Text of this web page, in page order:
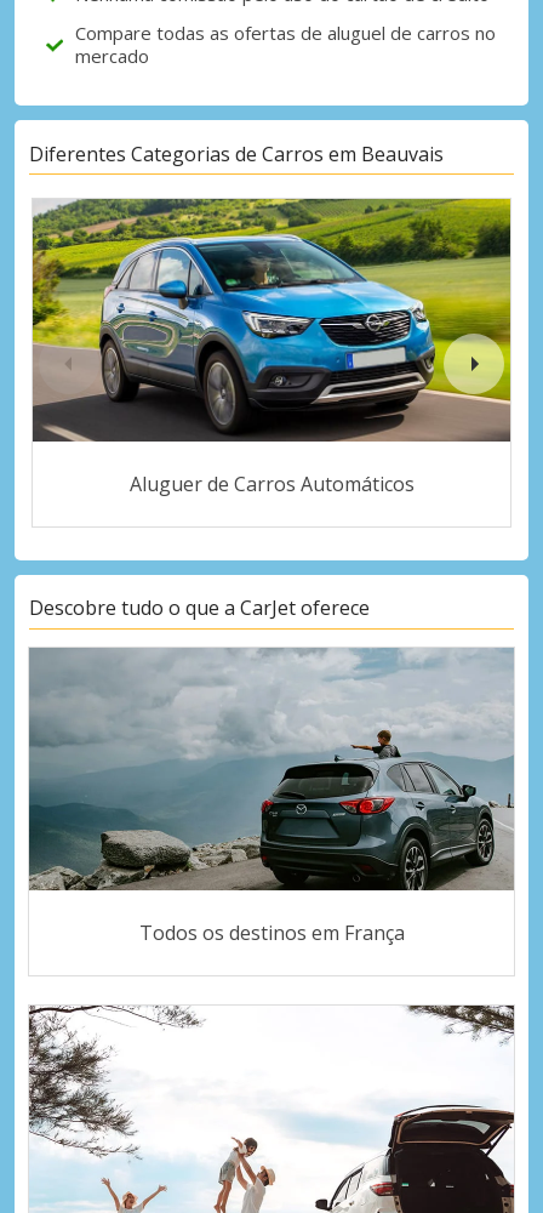
Compare todas as ofertas de aluguel de carros no
mercado
Diferentes Categorias de Carros em Beauvais
Aluguer de Carros Automáticos
Descobre tudo o que a CarJet oferece
Todos os destinos em França